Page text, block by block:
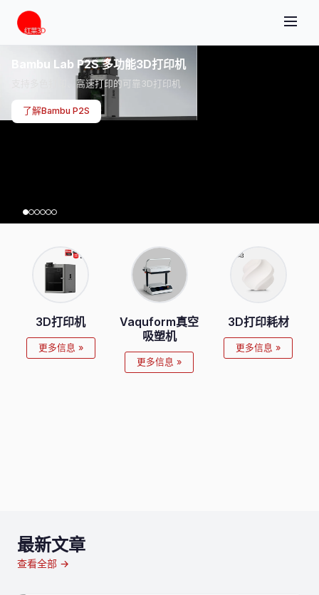
Bambu Lab P2S 多功能3D打印机
支持多色打印、高速打印的可靠3D打印机
了解Bambu P2S
3D打印机
更多信息 »
Vaquform真空
吸塑机
更多信息 »
3D打印耗材
更多信息 »
最新文章
查看全部 →